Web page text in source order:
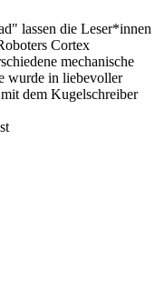
lassen die Leser*innen
Cortex
mechanische
wurde in liebevoller
dem Kugelschreiber